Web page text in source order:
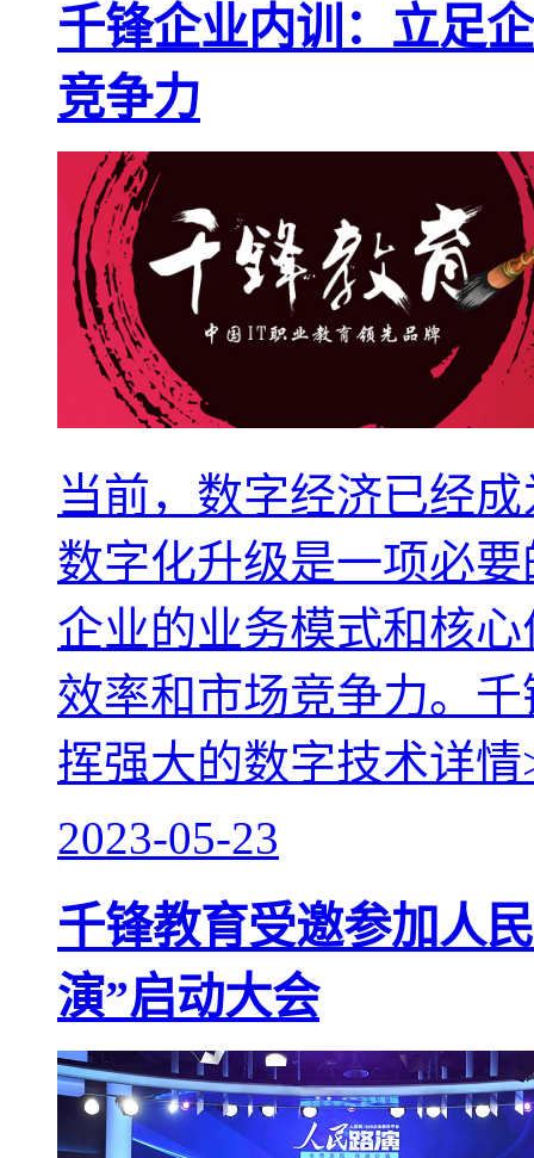
千锋企业内训：立足
竞争力
当前，数字经济已经
数字化升级是一项必
企业的业务模式和核
效率和市场竞争力。
挥强大的数字技术详情
2023-05-23
千锋教育受邀参加人
演”启动大会